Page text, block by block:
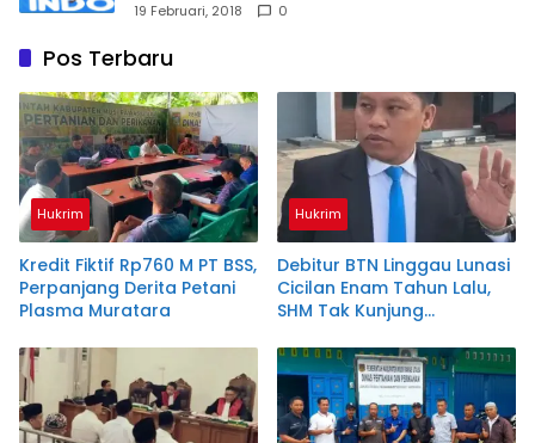
19 Februari, 2018 0
Pos Terbaru
Hukrim
Kredit Fiktif Rp760 M PT BSS,
Perpanjang Derita Petani
Plasma Muratara
Hukrim
Debitur BTN Linggau Lunasi
Cicilan Enam Tahun Lalu,
SHM Tak Kunjung